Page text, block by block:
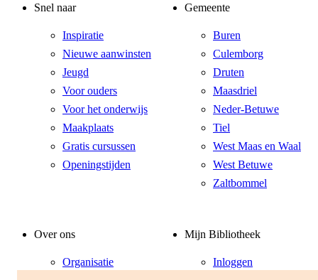
Snel naar
Inspiratie
Nieuwe aanwinsten
Jeugd
Voor ouders
Voor het onderwijs
Maakplaats
Gratis cursussen
Openingstijden
Gemeente
Buren
Culemborg
Druten
Maasdriel
Neder-Betuwe
Tiel
West Maas en Waal
West Betuwe
Zaltbommel
Over ons
Organisatie
Mijn Bibliotheek
Inloggen